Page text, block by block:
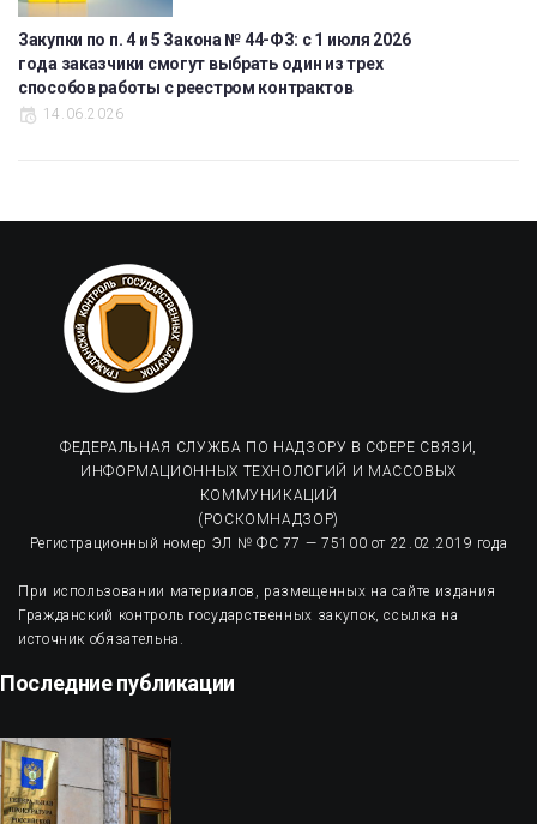
Закупки по п. 4 и 5 Закона № 44-ФЗ: с 1 июля 2026
года заказчики смогут выбрать один из трех
способов работы с реестром контрактов
14.06.2026
ФЕДЕРАЛЬНАЯ СЛУЖБА ПО НАДЗОРУ В СФЕРЕ СВЯЗИ,
ИНФОРМАЦИОННЫХ ТЕХНОЛОГИЙ И МАССОВЫХ
КОММУНИКАЦИЙ
(РОСКОМНАДЗОР)
Регистрационный номер ЭЛ № ФС 77 — 75100 от 22.02.2019 года
При использовании материалов, размещенных на сайте издания
Гражданский контроль государственных закупок, ссылка на
источник обязательна.
Последние публикации